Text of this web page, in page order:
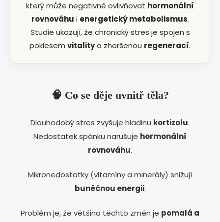
který může negativně ovlivňovat hormonální
rovnováhu i energetický metabolismus.
Studie ukazují, že chronický stres je spojen s
poklesem vitalitya zhoršenou regenerací.
🧠 Co se děje uvnitř těla?
Dlouhodobý stres zvyšuje hladinu kortizolu.
Nedostatek spánku narušuje hormonální
rovnováhu.
Mikronedostatky (vitamíny a minerály) snižují
buněčnou energii.
Problém je, že většina těchto změn je pomalá a